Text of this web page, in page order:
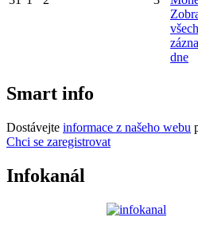
dne
Smart info
Dostávejte informace z našeho webu
Chci se zaregistrovat
Infokanál